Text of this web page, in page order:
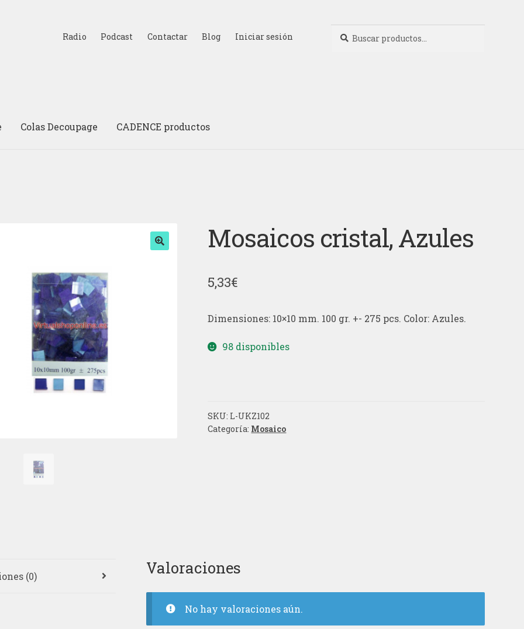
Radio Podcast Contactar Blog Iniciar sesión
por:
Colas Decoupage CADENCE productos
Mosaicos cristal, Azules
5,33€
Dimensiones: 10×10 mm. 100 gr. +- 275 pcs. Color: Azules.
98 disponibles
SKU: L-UKZ102
Categoría: Mosaico
(0) Valoraciones
No hay valoraciones aún.